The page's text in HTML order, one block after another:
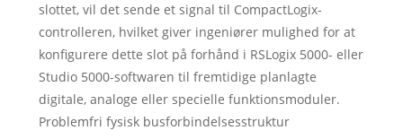
slottet, vil det sende et signal til CompactLogix-
controlleren, hvilket giver ingeniører mulighed for at
konfigurere dette slot på forhånd i RSLogix 5000- eller
Studio 5000-softwaren til fremtidige planlagte
digitale, analoge eller specielle funktionsmoduler.
Problemfri fysisk busforbindelsesstruktur